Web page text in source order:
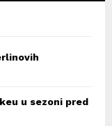
u sezoni pred